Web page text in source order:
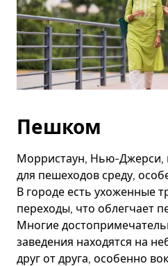
Пешком
Морристаун, Нью-Джерси,
для пешеходов среду,
В городе есть ухоженные
переходы, что облегчает
Многие
заведения находятся на
друг от друга, особенно